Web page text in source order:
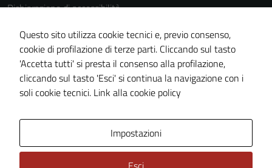
Dichiarazione di accessibilità
Dichiarazione di accessibilità Servizi
Whistleblowing
Piano di miglioramento del sito
Area riservata
Questo sito utilizza cookie tecnici e, previo consenso,
cookie di profilazione di terze parti. Cliccando sul tasto
'Accetta tutti' si presta il consenso alla profilazione,
cliccando sul tasto 'Esci' si continua la navigazione con i
soli cookie tecnici. Link alla cookie policy
Impostazioni